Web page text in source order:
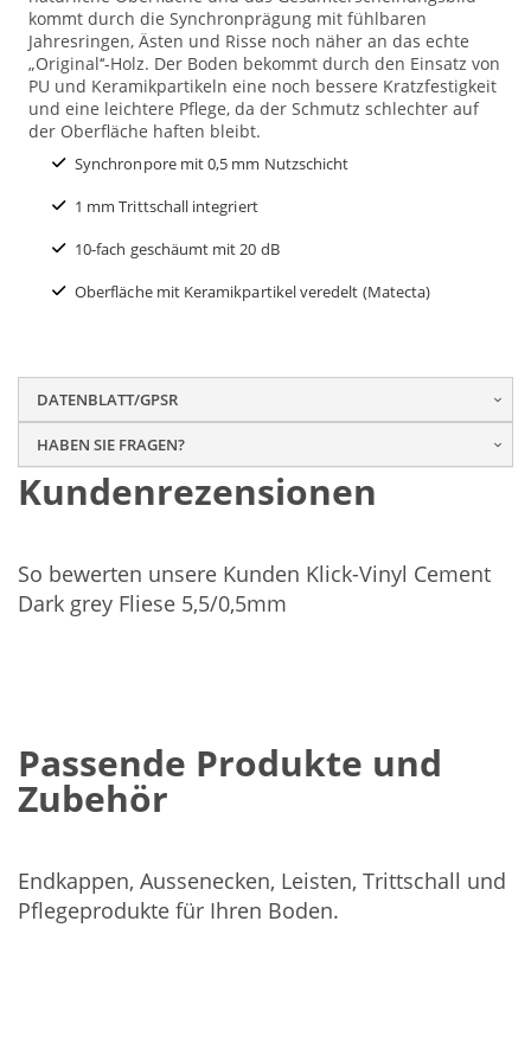
kommt durch die Synchronprägung mit fühlbaren
Jahresringen, Ästen und Risse noch näher an das echte
„Original‘‘-Holz. Der Boden bekommt durch den Einsatz von
PU und Keramikpartikeln eine noch bessere Kratzfestigkeit
und eine leichtere Pflege, da der Schmutz schlechter auf
der Oberfläche haften bleibt.
Synchronpore mit 0,5 mm Nutzschicht
1 mm Trittschall integriert
10-fach geschäumt mit 20 dB
Oberfläche mit Keramikpartikel veredelt (Matecta)
DATENBLATT/GPSR
HABEN SIE FRAGEN?
Kundenrezensionen
So bewerten unsere Kunden Klick-Vinyl Cement
Dark grey Fliese 5,5/0,5mm
Passende Produkte und
Zubehör
Endkappen, Aussenecken, Leisten, Trittschall und
Pflegeprodukte für Ihren Boden.